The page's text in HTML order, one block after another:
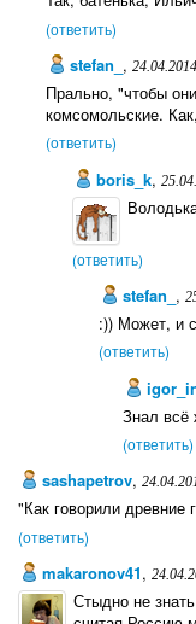
(ответить)
stefan_ ,
Прально, "чтобы
комсомольские.
(ответить)
boris_k,
(ответить)
stefan_ ,
:)) Может, и
(ответить)
Знал всё
(ответить)
sashapetrov,
"Как говорили
(ответить)
makaronov41,
Стыдно не